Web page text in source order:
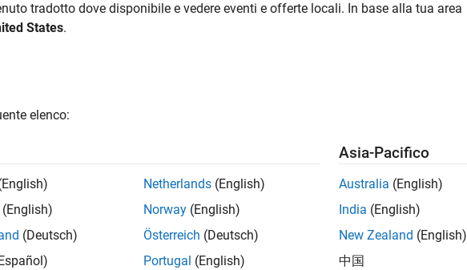
tradotto dove disponibile e vedere eventi e offerte locali. In base alla tua area
States.
elenco:
(English)
(Deutsch)
Netherlands (English)
Norway (English)
Österreich (Deutsch)
Portugal (English)
Asia-Pacifico
Australia (English)
India (English)
New Zealand (English)
中国